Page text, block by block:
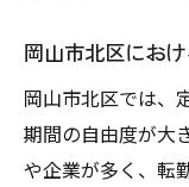
契約条
地域特
利便性
契約の
岡山市北区にお
岡山市北区では、
期間の自由度が大
や企業が多く、転